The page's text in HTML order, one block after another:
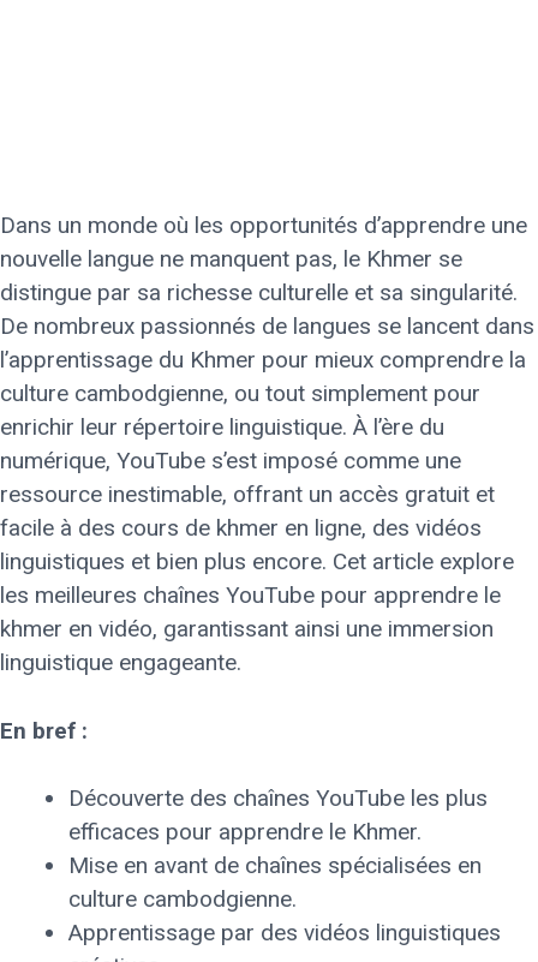
Dans un monde où les opportunités d’apprendre une
nouvelle langue ne manquent pas, le Khmer se
distingue par sa richesse culturelle et sa singularité.
De nombreux passionnés de langues se lancent dans
l’apprentissage du Khmer pour mieux comprendre la
culture cambodgienne, ou tout simplement pour
enrichir leur répertoire linguistique. À l’ère du
numérique, YouTube s’est imposé comme une
ressource inestimable, offrant un accès gratuit et
facile à des cours de khmer en ligne, des vidéos
linguistiques et bien plus encore. Cet article explore
les meilleures chaînes YouTube pour apprendre le
khmer en vidéo, garantissant ainsi une immersion
linguistique engageante.
En bref :
Découverte des chaînes YouTube les plus
efficaces pour apprendre le Khmer.
Mise en avant de chaînes spécialisées en
culture cambodgienne.
Apprentissage par des vidéos linguistiques